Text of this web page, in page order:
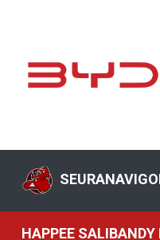
HAPPEE SALIBANDY